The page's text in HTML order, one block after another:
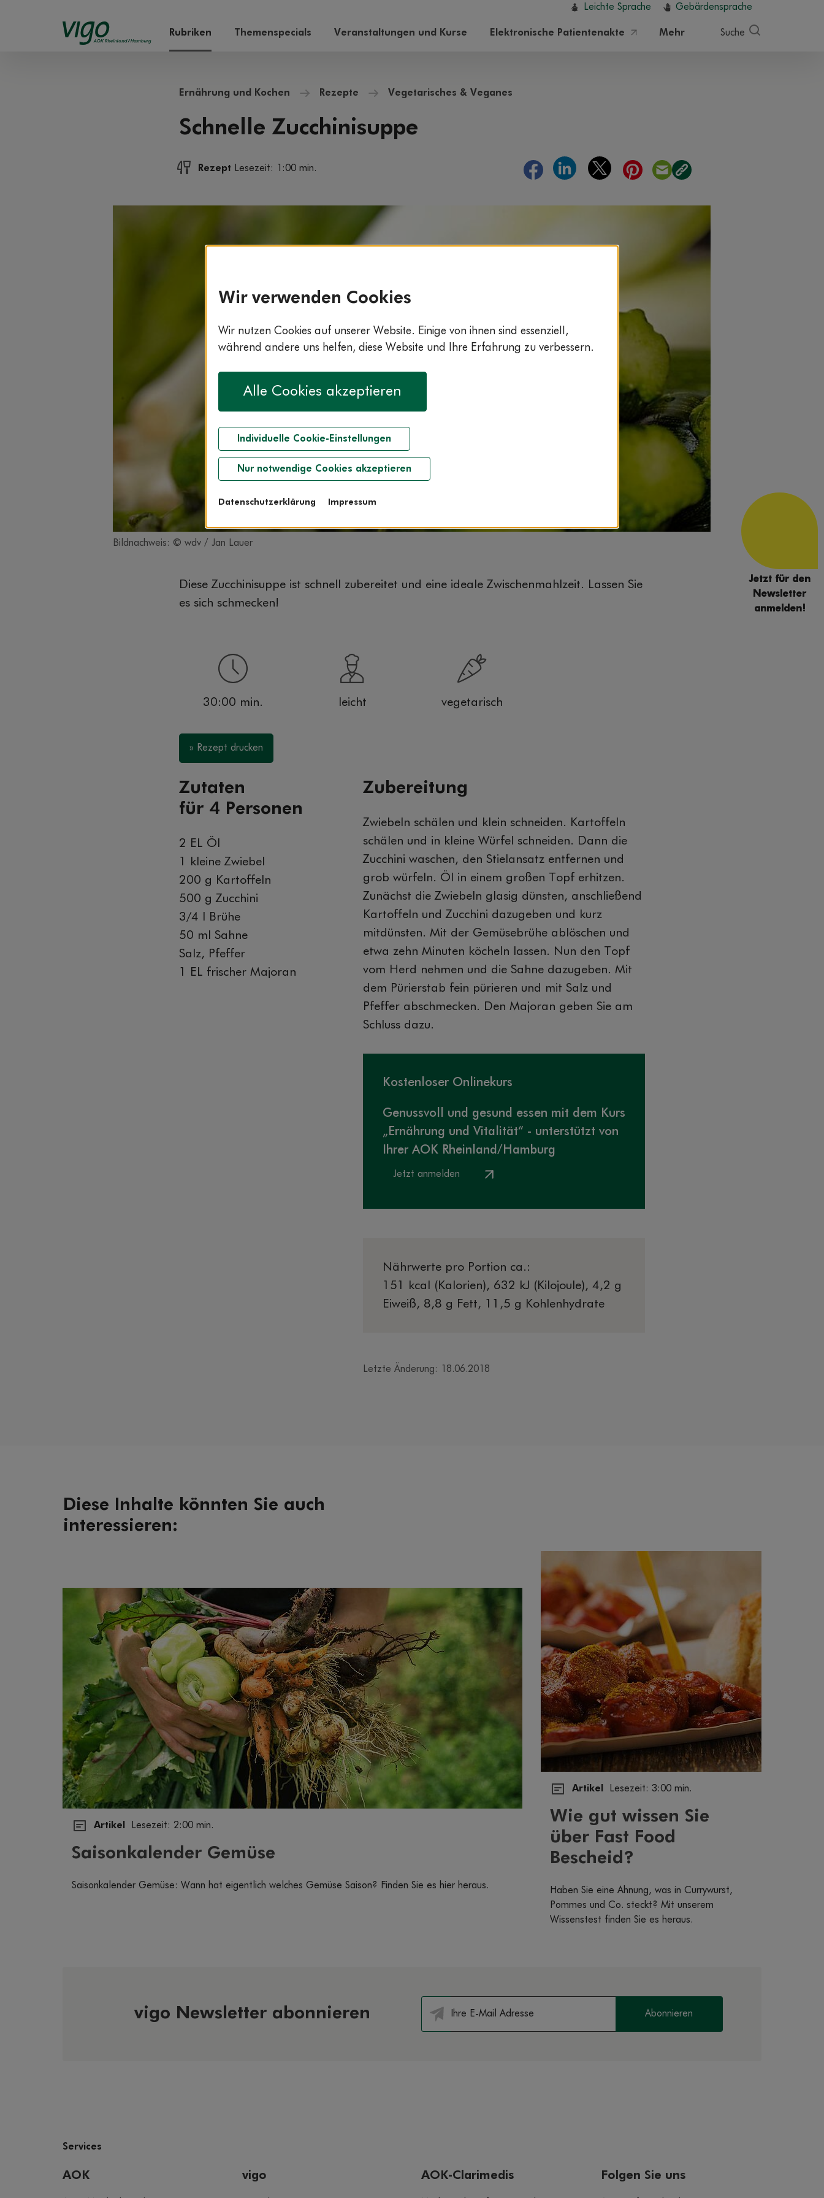
Leichte Sprache Gebärdensprache
Rubriken Themenspecials Veranstaltungen und Kurse Elektronische Patientenakte Mehr Suche
Ernährung und Kochen Rezepte Vegetarisches & Veganes
Schnelle Zucchinisuppe
Rezept Lesezeit: 1:00 min.
Bildnachweis: © wdv / Jan Lauer
Diese Zucchinisuppe ist schnell zubereitet und eine ideale Zwischenmahlzeit. Lassen Sie
es sich schmecken!
30:00 min. leicht vegetarisch
» Rezept drucken
Zutaten
für 4 Personen
2 EL Öl
1 kleine Zwiebel
200 g Kartoffeln
500 g Zucchini
3/4 l Brühe
50 ml Sahne
Salz, Pfeffer
1 EL frischer Majoran
Zubereitung
Zwiebeln schälen und klein schneiden. Kartoffeln
schälen und in kleine Würfel schneiden. Dann die
Zucchini waschen, den Stielansatz entfernen und
grob würfeln. Öl in einem großen Topf erhitzen.
Zunächst die Zwiebeln glasig dünsten, anschließend
Kartoffeln und Zucchini dazugeben und kurz
mitdünsten. Mit der Gemüsebrühe ablöschen und
etwa zehn Minuten köcheln lassen. Nun den Topf
vom Herd nehmen und die Sahne dazugeben. Mit
dem Pürierstab fein pürieren und mit Salz und
Pfeffer abschmecken. Den Majoran geben Sie am
Schluss dazu.
Kostenloser Onlinekurs
Genussvoll und gesund essen mit dem Kurs
„Ernährung und Vitalität“ - unterstützt von
Ihrer AOK Rheinland/Hamburg
Jetzt anmelden
Nährwerte pro Portion ca.:
151 kcal (Kalorien), 632 kJ (Kilojoule), 4,2 g
Eiweiß, 8,8 g Fett, 11,5 g Kohlenhydrate
Letzte Änderung: 18.06.2018
Diese Inhalte könnten Sie auch
interessieren:
Artikel Lesezeit: 2:00 min.
Saisonkalender Gemüse
Saisonkalender Gemüse: Wann hat eigentlich welches Gemüse Saison? Finden Sie es hier heraus.
Artikel Lesezeit: 3:00 min.
Wie gut wissen Sie
über Fast Food
Bescheid?
Haben Sie eine Ahnung, was in Currywurst,
Pommes und Co. steckt? Mit unserem
Wissenstest finden Sie es heraus.
vigo Newsletter abonnieren Abonnieren
Services
AOK vigo AOK-Clarimedis Folgen Sie uns
Jetzt für den
Newsletter
anmelden!
Wir verwenden Cookies
Wir nutzen Cookies auf unserer Website. Einige von ihnen sind essenziell,
während andere uns helfen, diese Website und Ihre Erfahrung zu verbessern.
Alle Cookies akzeptieren
Individuelle Cookie-Einstellungen
Nur notwendige Cookies akzeptieren
Datenschutzerklärung Impressum